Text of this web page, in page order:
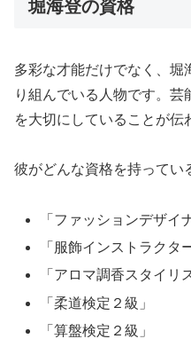
堀海登の資格
多彩な才能だけでなく、堀
り組んでいる人物です。
を大切にしていることが伝
彼がどんな資格を持ってい
「ファッションデザイ
「服飾インストラクタ
「アロマ調香スタイリ
「柔道検定２級」
「算盤検定２級」